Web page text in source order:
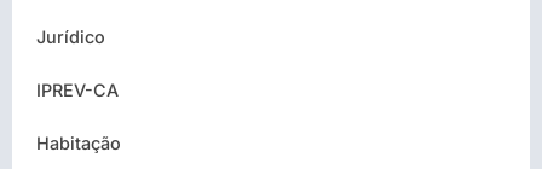
Jurídico
IPREV-CA
Habitação